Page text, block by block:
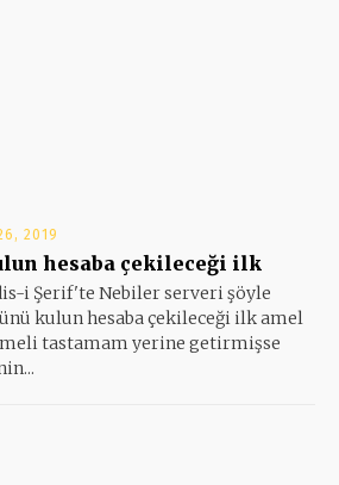
2019
hesaba çekileceği ilk
i Şerif'te Nebiler serveri şöyle
kulun hesaba çekileceği ilk amel
tastamam yerine getirmişse